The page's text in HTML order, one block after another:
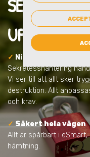
UPPSALA?
✓ Ni får en säker
Sekretesshantering
Vi ser till att allt sker
destruktion. Allt
och krav.
✓ Säkert hela vägen
Allt är spårbart i
hämtning.